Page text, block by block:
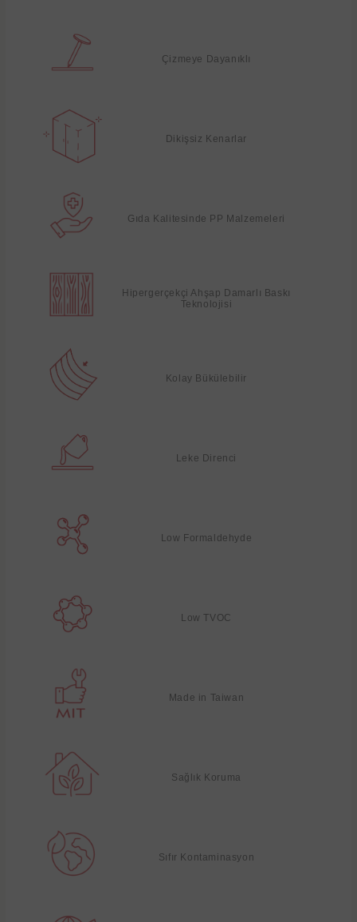
Çizmeye Dayanıklı
Dikişsiz Kenarlar
Gıda Kalitesinde PP Malzemeleri
Hipergerçekçi Ahşap Damarlı Baskı
Teknolojisi
Kolay Bükülebilir
Leke Direnci
Low Formaldehyde
Low TVOC
Made in Taiwan
Sağlık Koruma
Sıfır Kontaminasyon